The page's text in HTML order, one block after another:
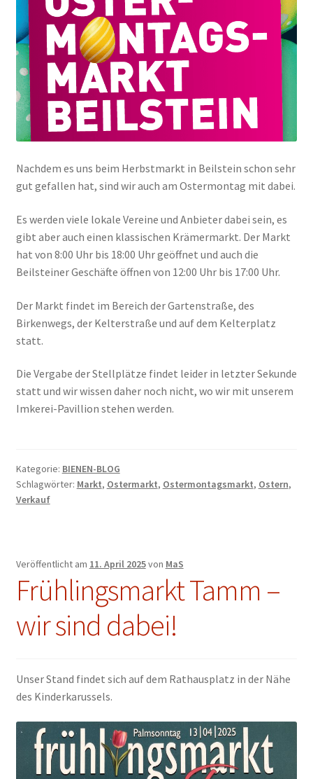
Nachdem es uns beim Herbstmarkt in Beilstein schon sehr
gut gefallen hat, sind wir auch am Ostermontag mit dabei.
Es werden viele lokale Vereine und Anbieter dabei sein, es
gibt aber auch einen klassischen Krämermarkt. Der Markt
hat von 8:00 Uhr bis 18:00 Uhr geöffnet und auch die
Beilsteiner Geschäfte öffnen von 12:00 Uhr bis 17:00 Uhr.
Der Markt findet im Bereich der Gartenstraße, des
Birkenwegs, der Kelterstraße und auf dem Kelterplatz
statt.
Die Vergabe der Stellplätze findet leider in letzter Sekunde
statt und wir wissen daher noch nicht, wo wir mit unserem
Imkerei-Pavillion stehen werden.
Kategorie: BIENEN-BLOG
Schlagwörter: Markt, Ostermarkt, Ostermontagsmarkt, Ostern,
Verkauf
Veröffentlicht am 11. April 2025von MaS
Frühlingsmarkt Tamm –
wir sind dabei!
Unser Stand findet sich auf dem Rathausplatz in der Nähe
des Kinderkarussels.